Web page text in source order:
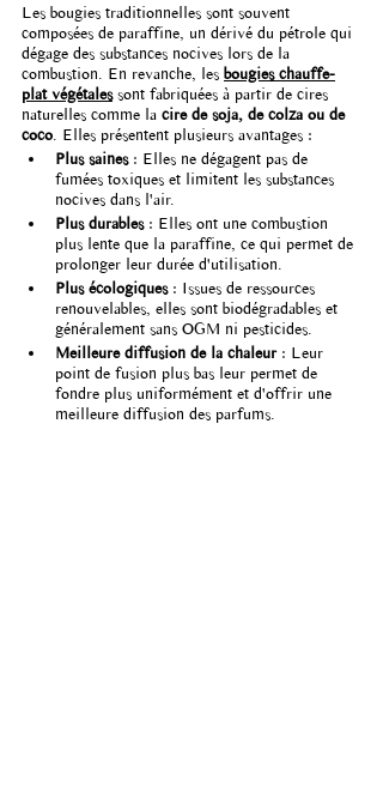
Les bougies traditionnelles sont souvent
composées de paraffine, un dérivé du pétrole qui
dégage des substances nocives lors de la
combustion. En revanche, les bougies chauffe-
plat végétales sont fabriquées à partir de cires
naturelles comme la cire de soja, de colza ou de
coco. Elles présentent plusieurs avantages :
Plus saines : Elles ne dégagent pas de
fumées toxiques et limitent les substances
nocives dans l'air.
Plus durables : Elles ont une combustion
plus lente que la paraffine, ce qui permet de
prolonger leur durée d'utilisation.
Plus écologiques : Issues de ressources
renouvelables, elles sont biodégradables et
généralement sans OGM ni pesticides.
Meilleure diffusion de la chaleur : Leur
point de fusion plus bas leur permet de
fondre plus uniformément et d'offrir une
meilleure diffusion des parfums.